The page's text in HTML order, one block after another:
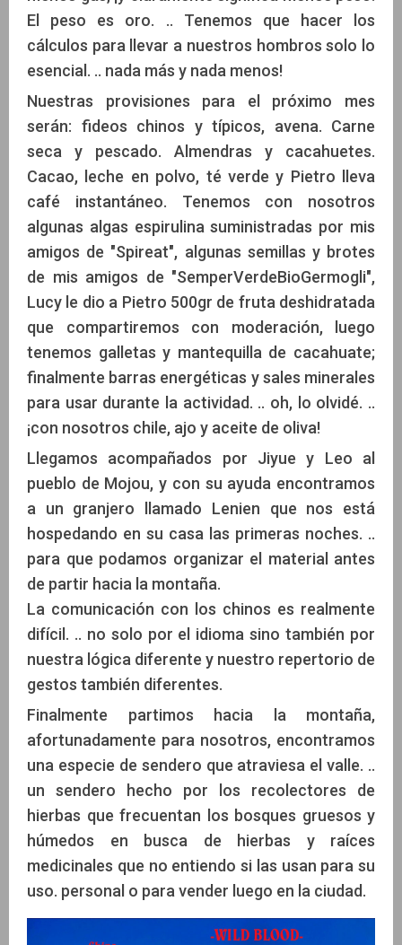
El peso es oro. .. Tenemos que hacer los
cálculos para llevar a nuestros hombros solo lo
esencial. .. nada más y nada menos!
Nuestras provisiones para el próximo mes
serán: fideos chinos y típicos, avena. Carne
seca y pescado. Almendras y cacahuetes.
Cacao, leche en polvo, té verde y Pietro lleva
café instantáneo. Tenemos con nosotros
algunas algas espirulina suministradas por mis
amigos de "Spireat", algunas semillas y brotes
de mis amigos de "SemperVerdeBioGermogli",
Lucy le dio a Pietro 500gr de fruta deshidratada
que compartiremos con moderación, luego
tenemos galletas y mantequilla de cacahuate;
finalmente barras energéticas y sales minerales
para usar durante la actividad. .. oh, lo olvidé. ..
¡con nosotros chile, ajo y aceite de oliva!
Llegamos acompañados por Jiyue y Leo al
pueblo de Mojou, y con su ayuda encontramos
a un granjero llamado Lenien que nos está
hospedando en su casa las primeras noches. ..
para que podamos organizar el material antes
de partir hacia la montaña.
La comunicación con los chinos es realmente
difícil. .. no solo por el idioma sino también por
nuestra lógica diferente y nuestro repertorio de
gestos también diferentes.
Finalmente partimos hacia la montaña,
afortunadamente para nosotros, encontramos
una especie de sendero que atraviesa el valle. ..
un sendero hecho por los recolectores de
hierbas que frecuentan los bosques gruesos y
húmedos en busca de hierbas y raíces
medicinales que no entiendo si las usan para su
uso. personal o para vender luego en la ciudad.